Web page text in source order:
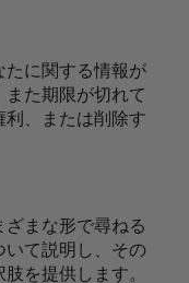
に関する情報が
た期限が切れて
、または削除す
まな形で尋ねる
て説明し、その
を提供します。